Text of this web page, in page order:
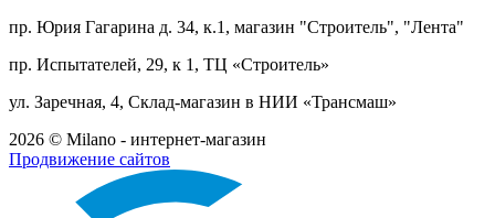
пр. Юрия Гагарина д. 34, к.1, магазин "Строитель", "Лента"
пр. Испытателей, 29, к 1, ТЦ «Строитель»
ул. Заречная, 4, Склад-магазин в НИИ «Трансмаш»
2026 © Milano - интернет-магазин
Продвижение сайтов